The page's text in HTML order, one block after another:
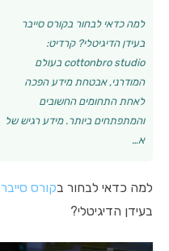
למה כדאי לבחור בקורס סייבר
בעידן הדיגיטלי? קרדיט:
cottonbro studio בעולם
המודרני, אבטחת מידע הפכה
לאחת התחומים החשובים
והמתפתחים ביותר. מידע רגיש של
א…
למה כדאי לבחור בקורס סייבר
בעידן הדיגיטלי?